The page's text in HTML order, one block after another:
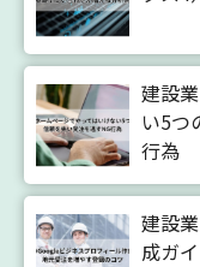
建設
い5つ
行為
建設
成ガ